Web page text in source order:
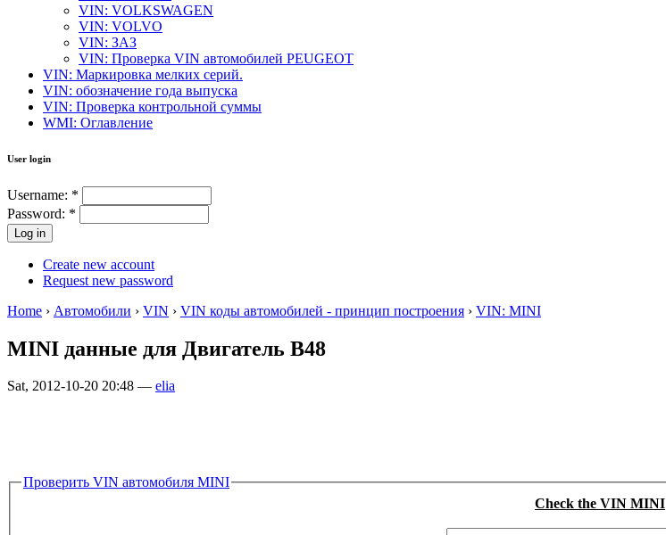
VIN: VOLKSWAGEN
VIN: VOLVO
VIN: ЗАЗ
VIN: Проверка VIN автомобилей PEUGEOT
VIN: Маркировка мелких серий.
VIN: обозначение года выпуска
VIN: Проверка контрольной суммы
WMI: Оглавление
User login
Username: *
Password: *
Create new account
Request new password
Home › Автомобили › VIN › VIN коды автомобилей - принцип построения › VIN: MINI
MINI данные для Двигатель B48
Sat, 2012-10-20 20:48 — elia
Проверить VIN автомобиля MINI
Check the VIN MINI